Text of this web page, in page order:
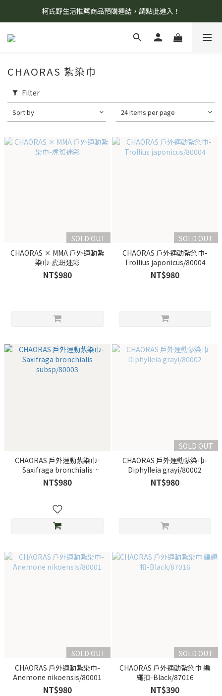
8/7 當天暫停開放工作室。請見諒！
柯氏野生活推薦商品預購連結，請點此進入！
8/7 當天暫停開放工作室。請見諒！
CHAORAS 紮染巾
Filter
Sort by 24 Items per page
SOLD OUT
CHAORAS × MMA 戶外運動紮
染巾-虎斑迷彩
NT$980
SOLD OUT
CHAORAS 戶外運動紮染巾-
Trollius japonicus/80004
NT$980
CHAORAS 戶外運動紮染巾-
Saxifraga bronchialis
subsp/80003
NT$980
SOLD OUT
CHAORAS 戶外運動紮染巾-
Diphylleia grayi/80002
NT$980
SOLD OUT
CHAORAS 戶外運動紮染巾-
Anemone nikoensis/80001
NT$980
SOLD OUT
CHAORAS 戶外運動紮染巾 編
繩扣-Black/87016
NT$390